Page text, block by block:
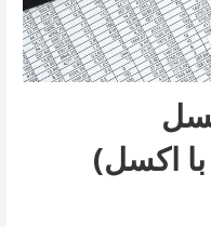
اکسل)